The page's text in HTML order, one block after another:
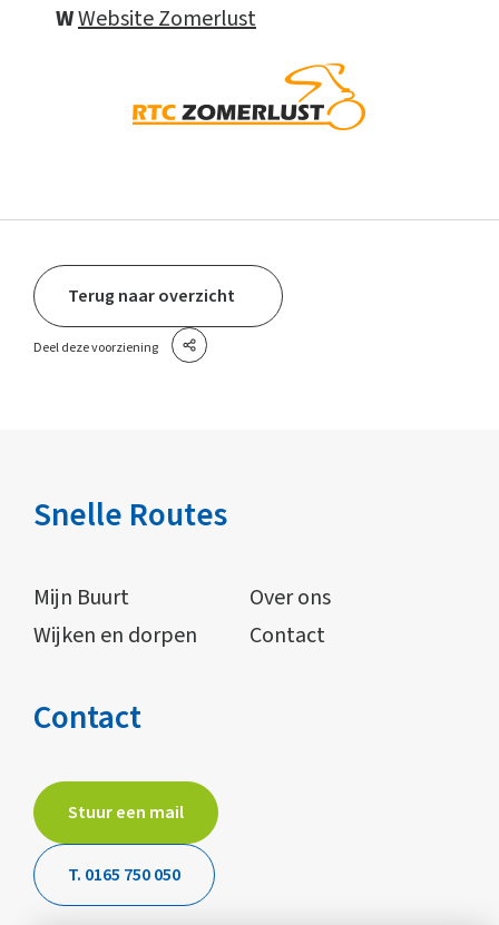
WWebsite Zomerlust
Terug naar overzicht
Deel deze voorziening
Snelle Routes
Mijn Buurt
Over ons
Wijken en dorpen
Contact
Contact
Stuur een mail
T. 0165 750 050